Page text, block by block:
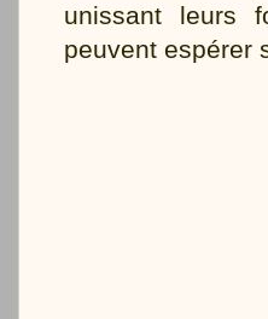
unissant leurs
peuvent espérer